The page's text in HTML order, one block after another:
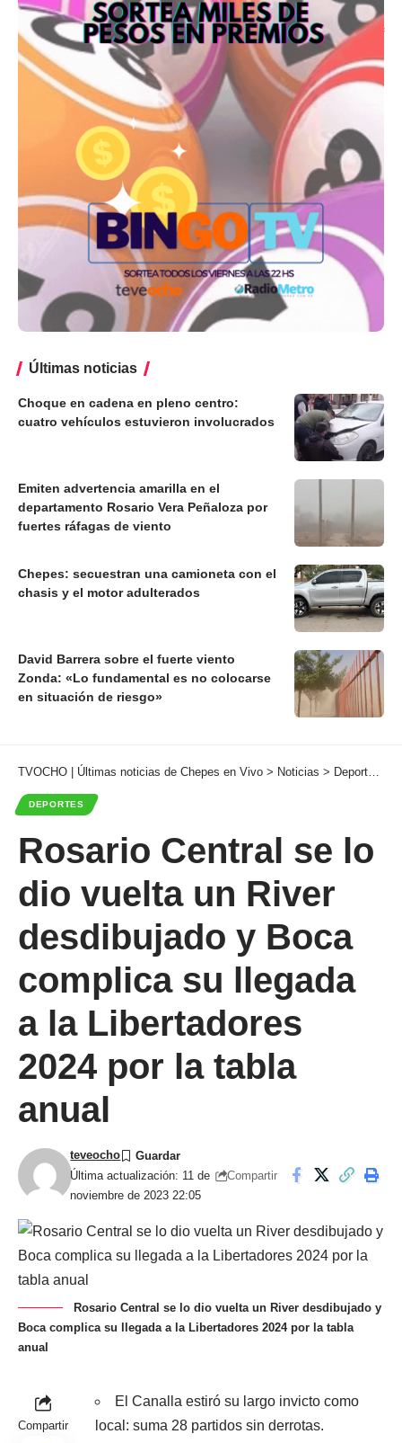
Últimas noticias
Choque en cadena en pleno centro:
cuatro vehículos estuvieron involucrados
Emiten advertencia amarilla en el
departamento Rosario Vera Peñaloza por
fuertes ráfagas de viento
Chepes: secuestran una camioneta con el
chasis y el motor adulterados
David Barrera sobre el fuerte viento
Zonda: «Lo fundamental es no colocarse
en situación de riesgo»
TVOCHO | Últimas noticias de Chepes en Vivo > Noticias > Deportes
DEPORTES
Rosario Central se lo
dio vuelta un River
desdibujado y Boca
complica su llegada
a la Libertadores
2024 por la tabla
anual
Última actualización: 11 de
noviembre de 2023 22:05
teveocho
Compartir
Rosario Central se lo dio vuelta un River desdibujado y
Boca complica su llegada a la Libertadores 2024 por la tabla
anual
Compartir
El Canalla estiró su largo invicto como
local: suma 28 partidos sin derrotas.